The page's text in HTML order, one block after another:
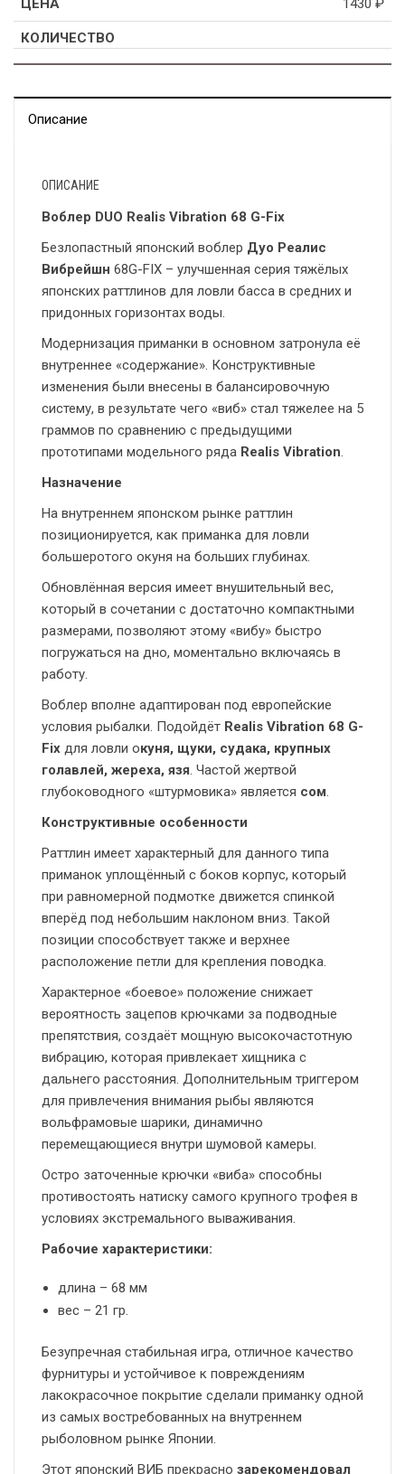
1430 ₽
Описание
ОПИСАНИЕ
Воблер DUO Realis Vibration 68 G-Fix
Безлопастный японский воблер Дуо Реалис
Вибрейшн 68G-FIX – улучшенная серия тяжёлых
японских раттлинов для ловли басса в средних и
придонных горизонтах воды.
Модернизация приманки в основном затронула её
внутреннее «содержание». Конструктивные
изменения были внесены в балансировочную
систему, в результате чего «виб» стал тяжелее на 5
граммов по сравнению с предыдущими
прототипами модельного ряда Realis Vibration.
Назначение
На внутреннем японском рынке раттлин
позиционируется, как приманка для ловли
большеротого окуня на больших глубинах.
Обновлённая версия имеет внушительный вес,
который в сочетании с достаточно компактными
размерами, позволяют этому «вибу» быстро
погружаться на дно, моментально включаясь в
работу.
Воблер вполне адаптирован под европейские
условия рыбалки. Подойдёт Realis Vibration 68 G-
Fix для ловли окуня, щуки, судака, крупных
голавлей, жереха, язя. Частой жертвой
глубоководного «штурмовика» является сом.
Конструктивные особенности
Раттлин имеет характерный для данного типа
приманок уплощённый с боков корпус, который
при равномерной подмотке движется спинкой
вперёд под небольшим наклоном вниз. Такой
позиции способствует также и верхнее
расположение петли для крепления поводка.
Характерное «боевое» положение снижает
вероятность зацепов крючками за подводные
препятствия, создаёт мощную высокочастотную
вибрацию, которая привлекает хищника с
дальнего расстояния. Дополнительным триггером
для привлечения внимания рыбы являются
вольфрамовые шарики, динамично
перемещающиеся внутри шумовой камеры.
Остро заточенные крючки «виба» способны
противостоять натиску самого крупного трофея в
условиях экстремального вываживания.
Рабочие характеристики:
длина – 68 мм
вес – 21 гр.
Безупречная стабильная игра, отличное качество
фурнитуры и устойчивое к повреждениям
лакокрасочное покрытие сделали приманку одной
из самых востребованных на внутреннем
рыболовном рынке Японии.
Этот японский ВИБ прекрасно зарекомендовал